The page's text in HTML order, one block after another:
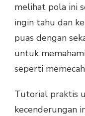
melihat pola ini
ingin tahu dan
puas dengan
untuk
seperti
Tutorial praktis
kecenderungan